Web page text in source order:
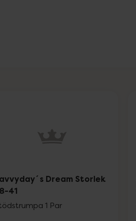
Dream Storlek
41
1 Par